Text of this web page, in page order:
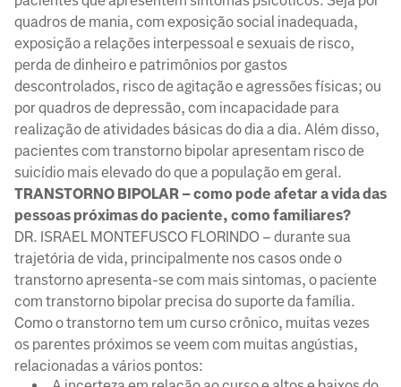
quadros de mania, com exposição social inadequada,
exposição a relações interpessoal e sexuais de risco,
perda de dinheiro e patrimônios por gastos
descontrolados, risco de agitação e agressões físicas; ou
por quadros de depressão, com incapacidade para
realização de atividades básicas do dia a dia. Além disso,
pacientes com transtorno bipolar apresentam risco de
suicídio mais elevado do que a população em geral.
TRANSTORNO BIPOLAR – como pode afetar a vida das
pessoas próximas do paciente, como familiares?
DR. ISRAEL MONTEFUSCO FLORINDO – durante sua
trajetória de vida, principalmente nos casos onde o
transtorno apresenta-se com mais sintomas, o paciente
com transtorno bipolar precisa do suporte da família.
Como o transtorno tem um curso crônico, muitas vezes
os parentes próximos se veem com muitas angústias,
relacionadas a vários pontos: